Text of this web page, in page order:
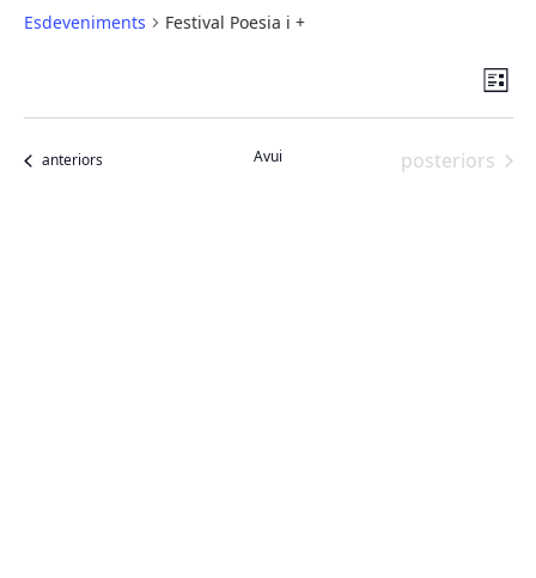
Esdeveniments Festival Poesia i +
de
de
Llista
Esdeveniments
anteriors Avui Esdeveniments
posteriors